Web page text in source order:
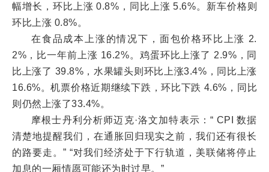
幅增长，环比上涨 0.8%，同比上涨 5.6%。新车价格则
环比上涨 0.8%。
在食品成本上涨的情况下，面包价格环比上涨 2.
2%，比一年前上涨 16.2%。鸡蛋环比上涨了 2.9%，同
比上涨了 39.8%，水果罐头则环比上涨3.4%，同比上涨
16.6%。机票价格近期继续下跌，环比下跌 4.6%，同比
则仍然上涨了33.4%。
摩根士丹利分析师迈克·洛文加特表示：“ CPI 数据
清楚地提醒我们，在通胀回归现实之前，我们还有很长
的路要走。” “对我们经济处于下行轨道，美联储将停止
加息的一厢情愿可能还为时过早。”